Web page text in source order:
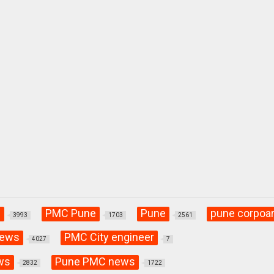
3993 PMC Pune 1703 Pune 2561 pune
4027 PMC City engineer 7
2832 Pune PMC news 1722